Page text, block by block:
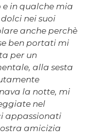
in qualche mia
nei suoi
anche perchè
ben portati mi
per un
alla sesta
la notte, mi
nel
appassionati
amicizia